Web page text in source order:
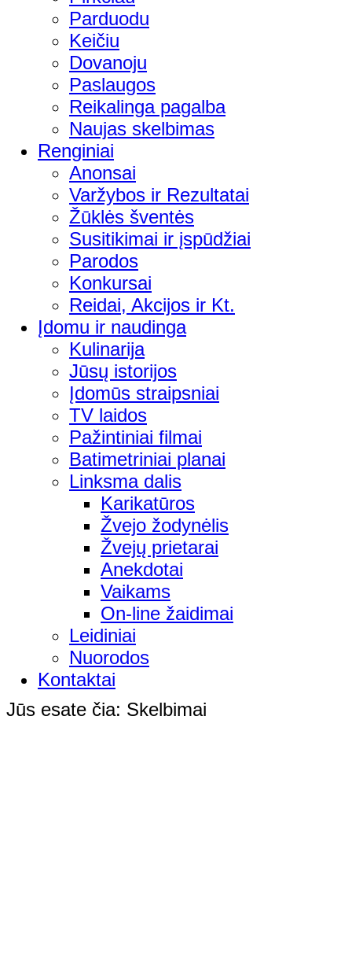
Parduodu
Keičiu
Dovanoju
Paslaugos
Reikalinga pagalba
Naujas skelbimas
Renginiai
Anonsai
Varžybos ir Rezultatai
Žūklės šventės
Susitikimai ir įspūdžiai
Parodos
Konkursai
Reidai, Akcijos ir Kt.
Įdomu ir naudinga
Kulinarija
Jūsų istorijos
Įdomūs straipsniai
TV laidos
Pažintiniai filmai
Batimetriniai planai
Linksma dalis
Karikatūros
Žvejo žodynėlis
Žvejų prietarai
Anekdotai
Vaikams
On-line žaidimai
Leidiniai
Nuorodos
Kontaktai
Jūs esate čia: Skelbimai